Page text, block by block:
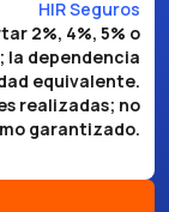
HIR Seguros
2%, 4%, 5% o
la dependencia
equivalente.
realizadas; no
garantizado.